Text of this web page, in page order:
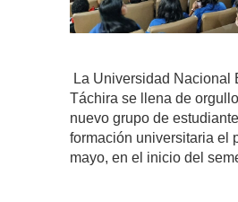
La Universidad Nacional
Táchira se llena de
nuevo grupo de
formación universitaria el
mayo, en el inicio del